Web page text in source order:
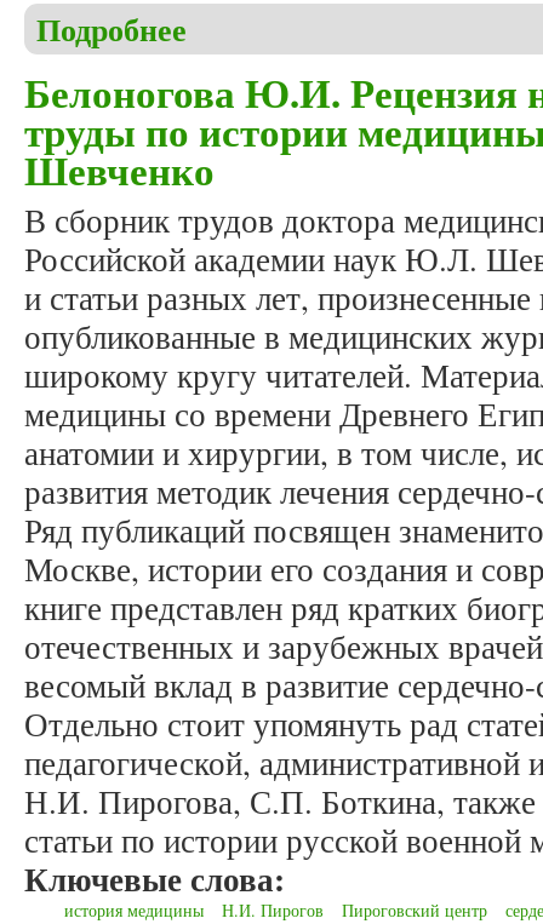
Подробнее
Белоногова Ю.И. Рецензия
труды по истории
Шевченко
В сборник трудов доктора
Российской академии наук Ю.Л.
и статьи разных лет,
опубликованные в медицинских
широкому кругу читателей.
медицины со времени Древнего
анатомии и хирургии, в том числе,
развития методик лечения
Ряд публикаций посвящен
Москве, истории его создания и
книге представлен ряд кратких
отечественных и зарубежных
весомый вклад в развитие
Отдельно стоит упомянуть рад
педагогической, административной
Н.И. Пирогова, С.П. Боткина, также
статьи по истории русской
Ключевые слова:
история медицины Н.И. Пирогов Пироговский центр